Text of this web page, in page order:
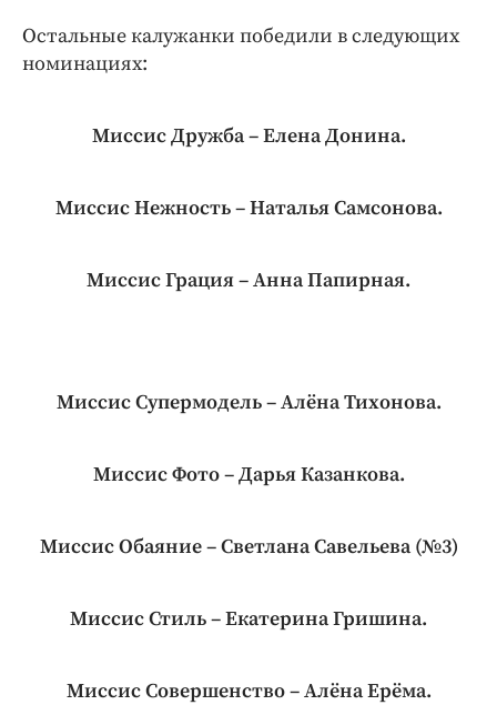
Остальные калужанки победили в следующих
номинациях:
Миссис Дружба – Елена Донина.
Миссис Нежность – Наталья Самсонова.
Миссис Грация – Анна Папирная.
Миссис Супермодель – Алёна Тихонова.
Миссис Фото – Дарья Казанкова.
Миссис Обаяние – Светлана Савельева (№3)
Миссис Стиль – Екатерина Гришина.
Миссис Совершенство – Алёна Ерёма.